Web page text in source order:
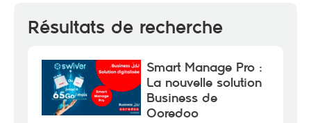
Résultats de recherche
Smart Manage Pro :
La nouvelle solution
Business de
Ooredoo